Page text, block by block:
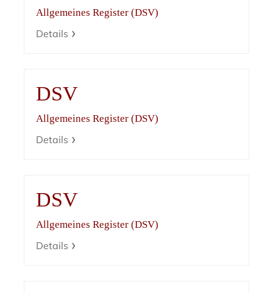
Allgemeines Register (DSV)
Details
DSV
Allgemeines Register (DSV)
Details
DSV
Allgemeines Register (DSV)
Details